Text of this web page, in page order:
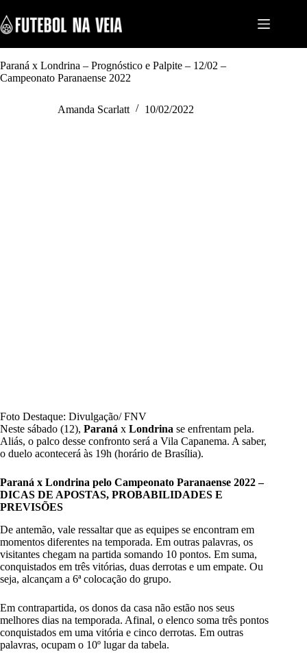
k
i
o
c
Paraná x Londrina – Prognóstico e Palpite – 12/02 –
Campeonato Paranaense 2022
Amanda Scarlatt 10/02/2022
Foto Destaque: Divulgação/ FNV
Neste sábado (12), Paraná x Londrina se enfrentam pela.
Aliás, o palco desse confronto será a Vila Capanema. A saber,
o duelo acontecerá às 19h (horário de Brasília).
Paraná x Londrina pelo Campeonato Paranaense 2022–
DICAS DE APOSTAS, PROBABILIDADES E
PREVISÕES
De antemão, vale ressaltar que as equipes se encontram em
momentos diferentes na temporada. Em outras palavras, os
visitantes chegam na partida somando 10 pontos. Em suma,
conquistados em três vitórias, duas derrotas e um empate. Ou
seja, alcançam a 6ª colocação do grupo.
Em contrapartida, os donos da casa não estão nos seus
melhores dias na temporada. Afinal, o elenco soma três pontos
conquistados em uma vitória e cinco derrotas. Em outras
palavras, ocupam o 10º lugar da tabela.